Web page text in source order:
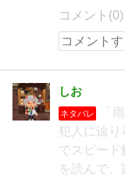
コメント(0)
しお
ネタバレ
「
犯人に辿り
でスピード
を読んで、